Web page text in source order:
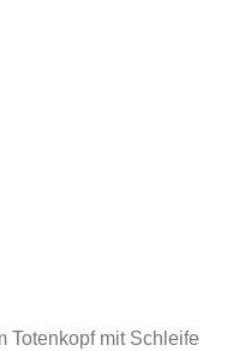
Totenkopf mit Schleife